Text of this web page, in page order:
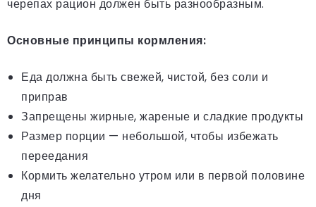
черепах рацион должен быть разнообразным.
Основные принципы кормления:
Еда должна быть свежей, чистой, без соли и
приправ
Запрещены жирные, жареные и сладкие продукты
Размер порции — небольшой, чтобы избежать
переедания
Кормить желательно утром или в первой половине
дня